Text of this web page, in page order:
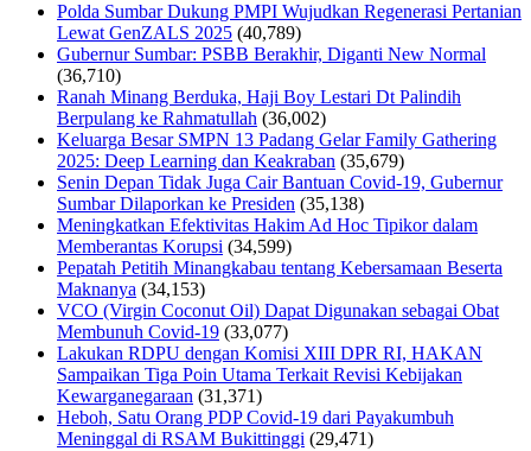
Polda Sumbar Dukung PMPI Wujudkan Regenerasi Pertanian
Lewat GenZALS 2025 (40,789)
Gubernur Sumbar: PSBB Berakhir, Diganti New Normal
(36,710)
Ranah Minang Berduka, Haji Boy Lestari Dt Palindih
Berpulang ke Rahmatullah (36,002)
Keluarga Besar SMPN 13 Padang Gelar Family Gathering
2025: Deep Learning dan Keakraban (35,679)
Senin Depan Tidak Juga Cair Bantuan Covid-19, Gubernur
Sumbar Dilaporkan ke Presiden (35,138)
Meningkatkan Efektivitas Hakim Ad Hoc Tipikor dalam
Memberantas Korupsi (34,599)
Pepatah Petitih Minangkabau tentang Kebersamaan Beserta
Maknanya (34,153)
VCO (Virgin Coconut Oil) Dapat Digunakan sebagai Obat
Membunuh Covid-19 (33,077)
Lakukan RDPU dengan Komisi XIII DPR RI, HAKAN
Sampaikan Tiga Poin Utama Terkait Revisi Kebijakan
Kewarganegaraan (31,371)
Heboh, Satu Orang PDP Covid-19 dari Payakumbuh
Meninggal di RSAM Bukittinggi (29,471)